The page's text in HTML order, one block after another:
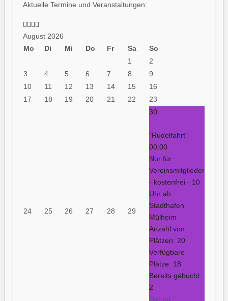
Aktuelle Termine und Veranstaltungen:
August 2026
Mo
Di Mi Do Fr Sa
So
1
2
3
4 5 6 7 8
9
10
11 12 13 14 15
16
17
18 19 20 21 22 23
24 25 26 27 28 29
30
"Rudelfahrt"
00:00
Nur für
Vereinsmitglieder
- kostenfrei - 10
Uhr ab
Stadthafen
Mülheim
Anzahl von
Plätzen: 20
Verfügbare
Plätze: 18
Bereits gebucht:
2
Datum :